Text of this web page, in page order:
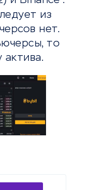
из
нет.
то